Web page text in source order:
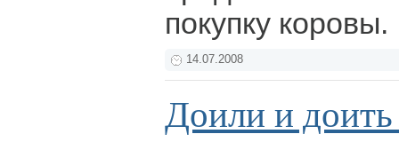
покупку коровы.
14.07.2008
Доили и доить